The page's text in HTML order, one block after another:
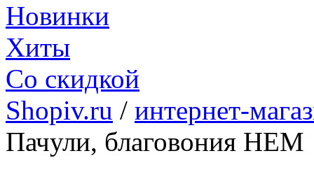
Новинки
Хиты
Со скидкой
Shopiv.ru / интернет-
Пачули, благовония HEM